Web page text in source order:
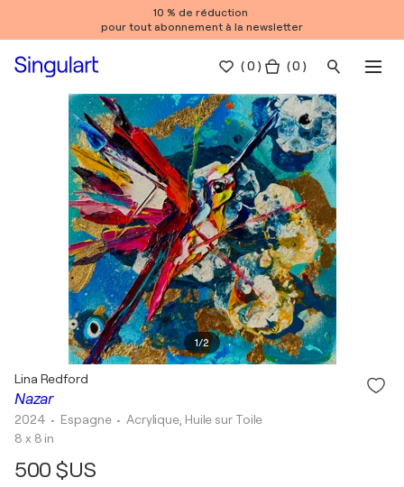
10 % de réduction
pour tout abonnement à la newsletter
(0 ) ( 0 )
1/2
Nazar
Lina Redford
2024 • Espagne • Acrylique, Huile sur Toile
8 x 8 in
500 $US